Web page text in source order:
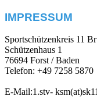
IMPRESSUM
Sportschützenkreis 11
Schützenhaus 1
76694 Forst / Baden
Telefon: +49 7258 5870
E-Mail:1.stv-